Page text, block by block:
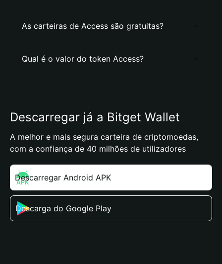
As carteiras de Access são gratuitas?
Qual é o valor do token Access?
Descarregar já a Bitget Wallet
A melhor e mais segura carteira de criptomoedas,
com a confiança de 40 milhões de utilizadores
Descarregar Android APK
Descarga do Google Play